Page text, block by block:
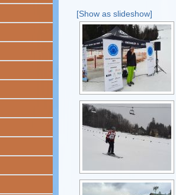
[Show as slideshow]